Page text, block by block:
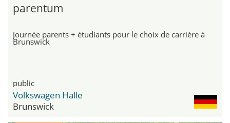
parentum
Journée parents + étudiants pour le choix de carrière à
Brunswick
public
Volkswagen Halle
Brunswick